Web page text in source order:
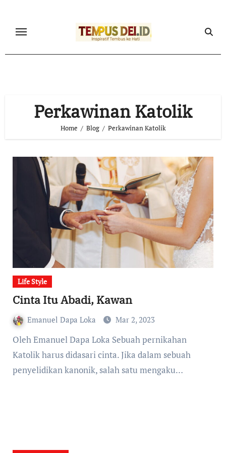
content
Perkawinan Katolik
Home Blog Perkawinan Katolik
Life Style
Cinta Itu Abadi, Kawan
Emanuel Dapa Loka Mar 2, 2023
Oleh Emanuel Dapa Loka Sebuah pernikahan
Katolik harus didasari cinta. Jika dalam sebuah
penyelidikan kanonik, salah satu mengaku…